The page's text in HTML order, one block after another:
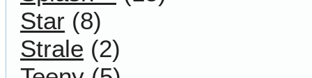
Star (8)
Strale (2)